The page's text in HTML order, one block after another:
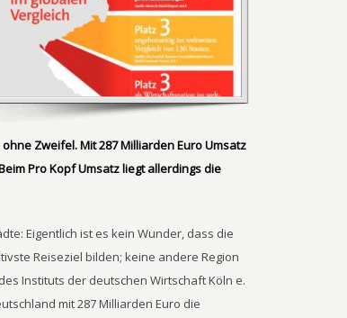
Zweifel. Mit 287 Milliarden Euro Umsatz
Pro Kopf Umsatz liegt allerdings die
Eigentlich ist es kein Wunder, dass die
Reiseziel bilden; keine andere Region
Instituts der deutschen Wirtschaft Köln e.
mit 287 Milliarden Euro die